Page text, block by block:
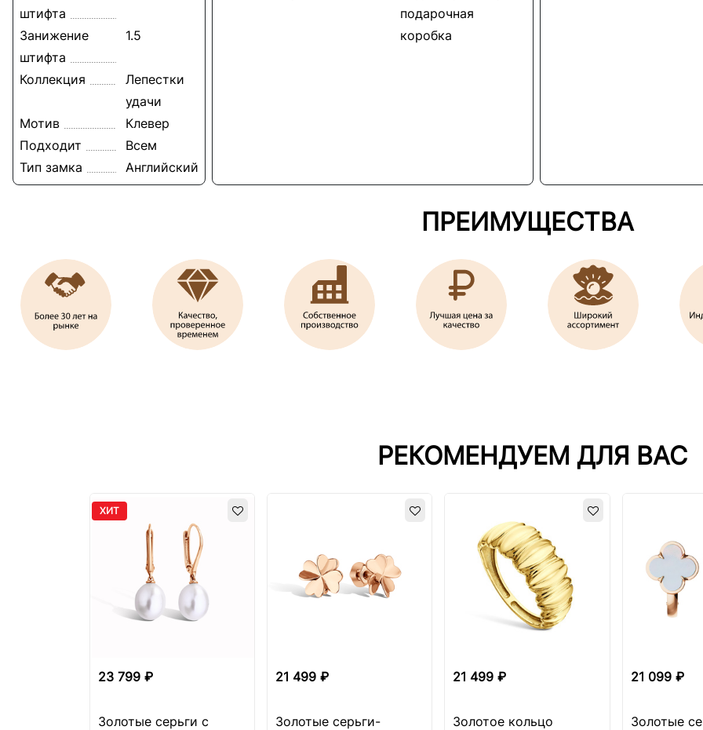
штифта
Занижение
штифта
1.5
Коллекция
Лепестки
удачи
Мотив
Клевер
Подходит
Всем
Тип замка
Английский
подарочная
коробка
ПРЕИМУЩЕСТВА
РЕКОМЕНДУЕМ ДЛЯ ВАС
ХИТ
23 799 ₽
Золотые серьги с
21 499 ₽
Золотые серьги-
21 499 ₽
Золотое кольцо
21 099 ₽
Золотые